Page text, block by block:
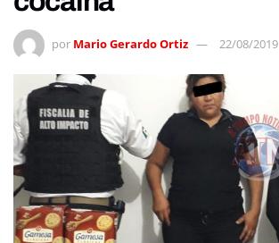
por Mario Gerardo Ortiz 22/08/2019